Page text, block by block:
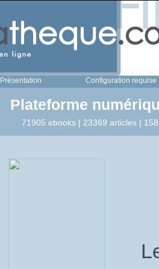
Présentation Configuration requise
Plateforme
71905 ebooks | 23369 articles |